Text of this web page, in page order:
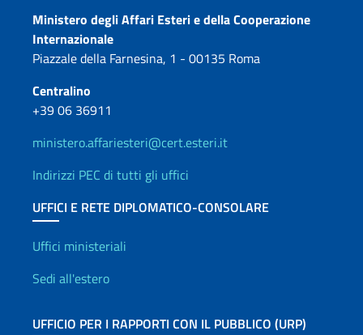
Contatti
Ministero degli Affari Esteri e della Cooperazione
Internazionale
Piazzale della Farnesina, 1 - 00135 Roma
Centralino
+39 06 36911
ministero.affariesteri@cert.esteri.it
Indirizzi PEC di tutti gli uffici
UFFICI E RETE DIPLOMATICO-CONSOLARE
Uffici e Rete diplomatica
Uffici ministeriali
Sedi all'estero
UFFICIO PER I RAPPORTI CON IL PUBBLICO (URP)